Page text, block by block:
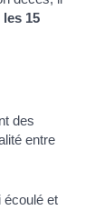
15
des
entre
écoulé et